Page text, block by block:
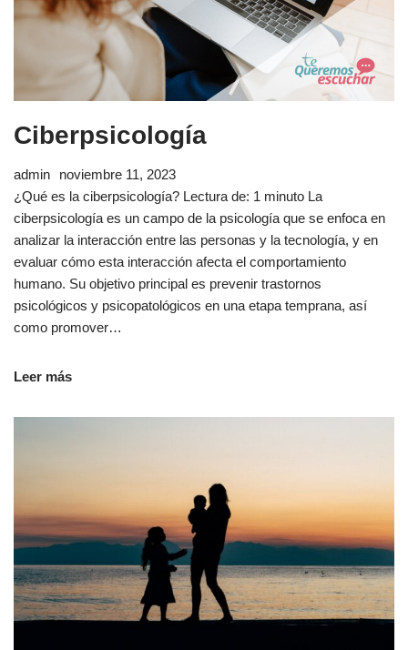
Ciberpsicología
admin
noviembre 11, 2023
¿Qué es la ciberpsicología? Lectura de: 1 minuto La
ciberpsicología es un campo de la psicología que se enfoca en
analizar la interacción entre las personas y la tecnología, y en
evaluar cómo esta interacción afecta el comportamiento
humano. Su objetivo principal es prevenir trastornos
psicológicos y psicopatológicos en una etapa temprana, así
como promover…
Leer más